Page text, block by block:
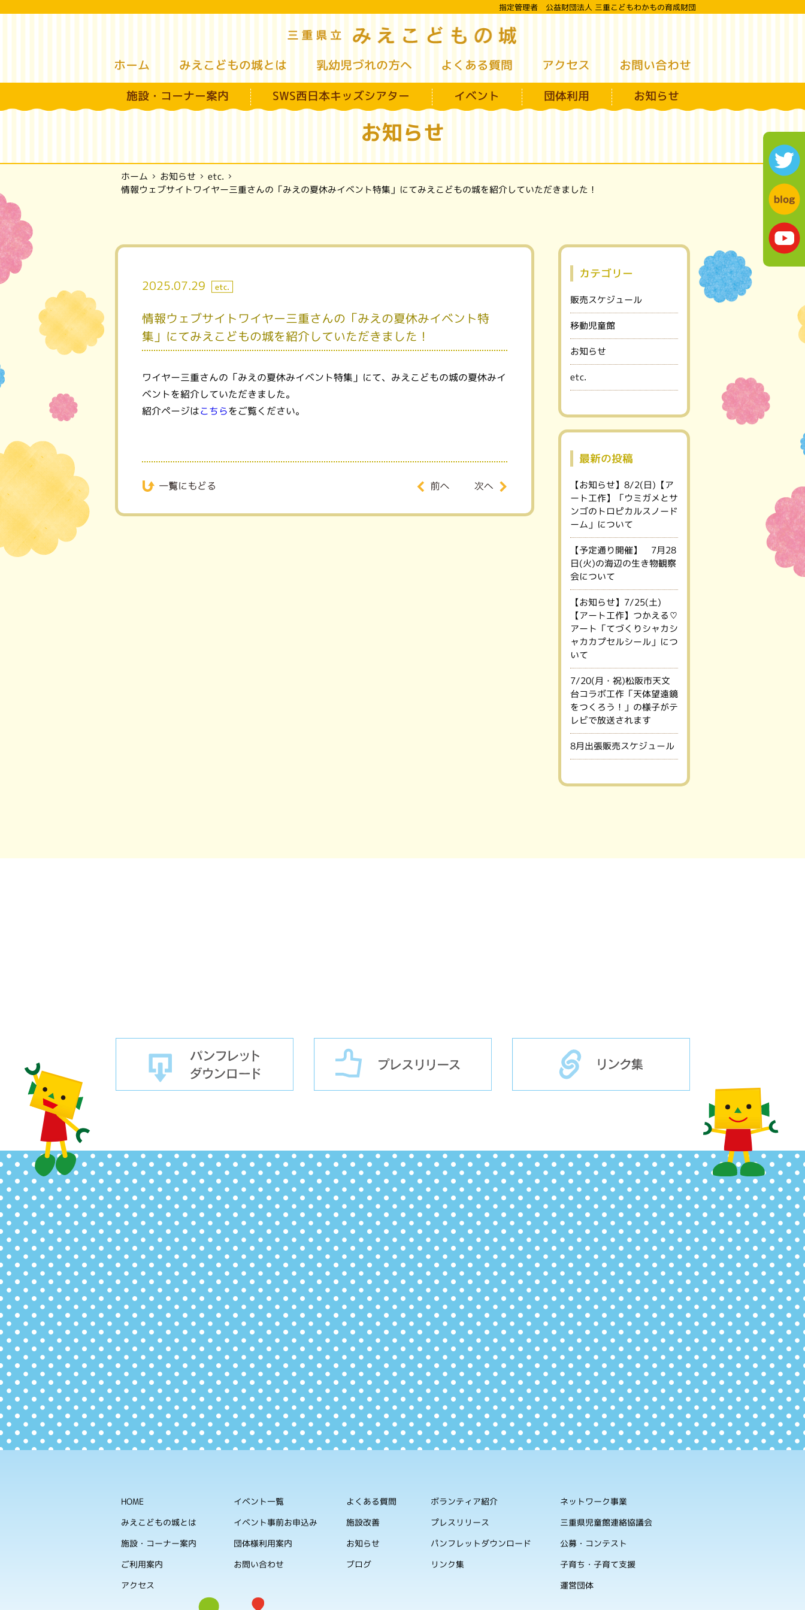
指定管理者 公益財団法人 三重こどもわかもの育成財団
三重県立
ホーム みえこどもの城とは 乳幼児づれの方へ よくある質問 アクセス お問い合わせ
施設・コーナー案内 SWS西日本キッズシアター イベント 団体利用 お知らせ
お知らせ
ホーム お知らせ etc.
情報ウェブサイトワイヤー三重さんの「みえの夏休みイベント特集」にてみえこどもの城を紹介していただきました！
2025.07.29 etc.
情報ウェブサイトワイヤー三重さんの「みえの夏休みイベント特
集」にてみえこどもの城を紹介していただきました！
ワイヤー三重さんの「みえの夏休みイベント特集」にて、みえこどもの城の夏休みイ
ベントを紹介していただきました。
紹介ページはこちらをご覧ください。
カテゴリー
販売スケジュール
移動児童館
お知らせ
etc.
最新の投稿
【お知らせ】8/2(日)【ア
ート工作】「ウミガメとサ
ンゴのトロピカルスノード
ーム」について
【予定通り開催】 7月28
日(火)の海辺の生き物観察
会について
【お知らせ】7/25(土)
【アート工作】つかえる♡
アート「てづくりシャカシ
ャカカプセルシール」につ
いて
7/20(月・祝)松阪市天文
台コラボ工作「天体望遠鏡
をつくろう！」の様子がテ
レビで放送されます
8月出張販売スケジュール
HOME
みえこどもの城とは
施設・コーナー案内
ご利用案内
アクセス
イベント一覧
イベント事前お申込み
団体様利用案内
お問い合わせ
よくある質問
施設改善
お知らせ
ブログ
ボランティア紹介
プレスリリース
パンフレットダウンロード
リンク集
ネットワーク事業
三重県児童館連絡協議会
公募・コンテスト
子育ち・子育て支援
運営団体